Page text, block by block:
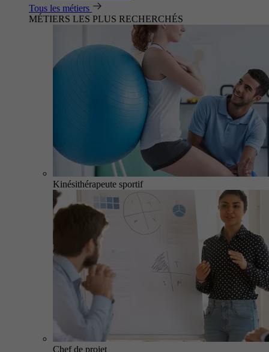
Tous les métiers
MÉTIERS LES PLUS RECHERCHÉS
Kinésithérapeute sportif
Chef de projet